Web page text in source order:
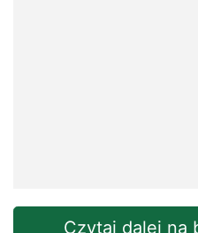
Czytaj dalej na